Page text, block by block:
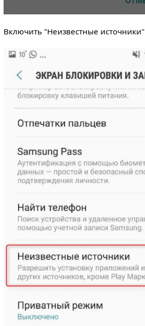
Включить "Неизвестные источники"